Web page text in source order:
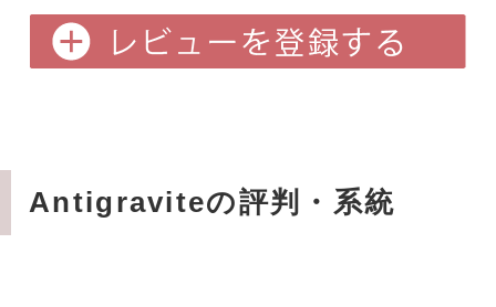
Antigraviteの評判・系統